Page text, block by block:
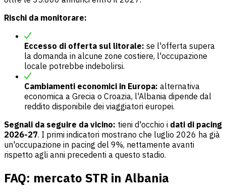
Rischi da monitorare:
Eccesso di offerta sul litorale: se l'offerta supera
la domanda in alcune zone costiere, l'occupazione
locale potrebbe indebolirsi.
Cambiamenti economici in Europa: alternativa
economica a Grecia o Croazia, l'Albania dipende dal
reddito disponibile dei viaggiatori europei.
Segnali da seguire da vicino: tieni d'occhio i dati di pacing
2026-27. I primi indicatori mostrano che luglio 2026 ha già
un'occupazione in pacing del 9%, nettamente avanti
rispetto agli anni precedenti a questo stadio.
FAQ: mercato STR in Albania